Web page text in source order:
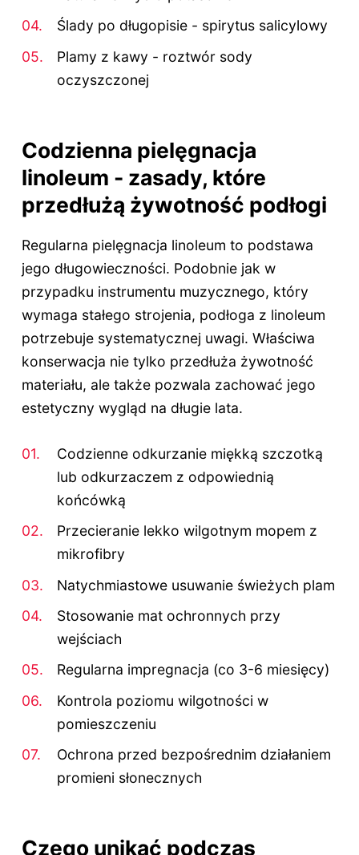
Ślady po długopisie - spirytus salicylowy
Plamy z kawy - roztwór sody
oczyszczonej
Codzienna pielęgnacja
linoleum - zasady, które
przedłużą żywotność podłogi
Regularna pielęgnacja linoleum to podstawa
jego długowieczności. Podobnie jak w
przypadku instrumentu muzycznego, który
wymaga stałego strojenia, podłoga z linoleum
potrzebuje systematycznej uwagi. Właściwa
konserwacja nie tylko przedłuża żywotność
materiału, ale także pozwala zachować jego
estetyczny wygląd na długie lata.
Codzienne odkurzanie miękką szczotką
lub odkurzaczem z odpowiednią
końcówką
Przecieranie lekko wilgotnym mopem z
mikrofibry
Natychmiastowe usuwanie świeżych plam
Stosowanie mat ochronnych przy
wejściach
Regularna impregnacja (co 3-6 miesięcy)
Kontrola poziomu wilgotności w
pomieszczeniu
Ochrona przed bezpośrednim działaniem
promieni słonecznych
Czego unikać podczas